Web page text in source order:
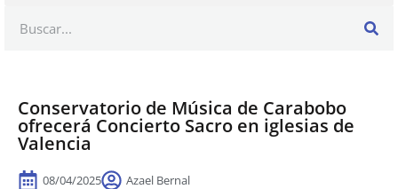
Conservatorio de Música de Carabobo
ofrecerá Concierto Sacro en iglesias de
Valencia
08/04/2025 Azael Bernal